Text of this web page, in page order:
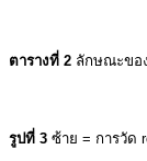
ตารางที่ 2 ลักษณะขอ
รูปที่ 3 ซ้าย = การวัด